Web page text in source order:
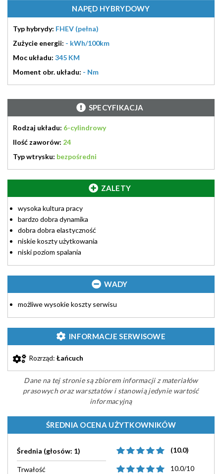
NAPĘD HYBRYDOWY
Typ hybrydy: FHEV (pełna)
Zużycie energii: - kWh/100km
Moc układu: 345 KM
Moment obr. układu: - Nm
SPECYFIKACJA
Rodzaj układu: 6-cylindrowy
Ilość zaworów: 24
Typ wtrysku: bezpośredni
ZALETY
wysoka kultura pracy
bardzo dobra dynamika
dobra dobra elastyczność
niskie koszty użytkowania
niski poziom spalania
WADY
możliwe wysokie koszty serwisu
INFORMACJE SERWISOWE
Rozrząd: Łańcuch
Dane na tej stronie są zbiorem informacji z materiałów
prasowych oraz warsztatów i stanowią jedynie wartość
informacyjną
ŚREDNIA OCENA UŻYTKOWNIKÓW
Średnia (głosów: 1) (10.0)
Trwałość
10.0/10